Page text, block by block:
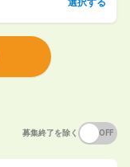
選択する
募集終了を除く OFF